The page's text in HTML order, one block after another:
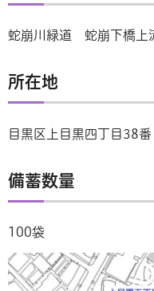
蛇崩川緑道 蛇崩下橋上
所在地
目黒区上目黒四丁目38番
備蓄数量
100袋